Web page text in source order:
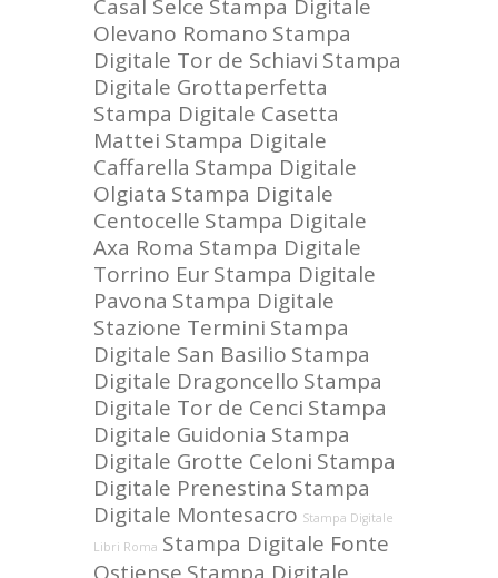
Casal Selce Stampa Digitale
Olevano Romano Stampa
Digitale Tor de Schiavi Stampa
Digitale Grottaperfetta
Stampa Digitale Casetta
Mattei Stampa Digitale
Caffarella Stampa Digitale
Olgiata Stampa Digitale
Centocelle Stampa Digitale
Axa Roma Stampa Digitale
Torrino EurStampa Digitale
Pavona Stampa Digitale
Stazione Termini Stampa
Digitale San Basilio Stampa
Digitale Dragoncello Stampa
Digitale Tor de Cenci Stampa
Digitale Guidonia Stampa
Digitale Grotte Celoni Stampa
Digitale Prenestina Stampa
Digitale Montesacro Stampa Digitale
Libri Roma Stampa Digitale Fonte